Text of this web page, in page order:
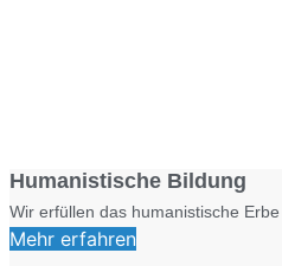
Humanistische Bildung
Wir erfüllen das humanistische Erbe
Mehr erfahren